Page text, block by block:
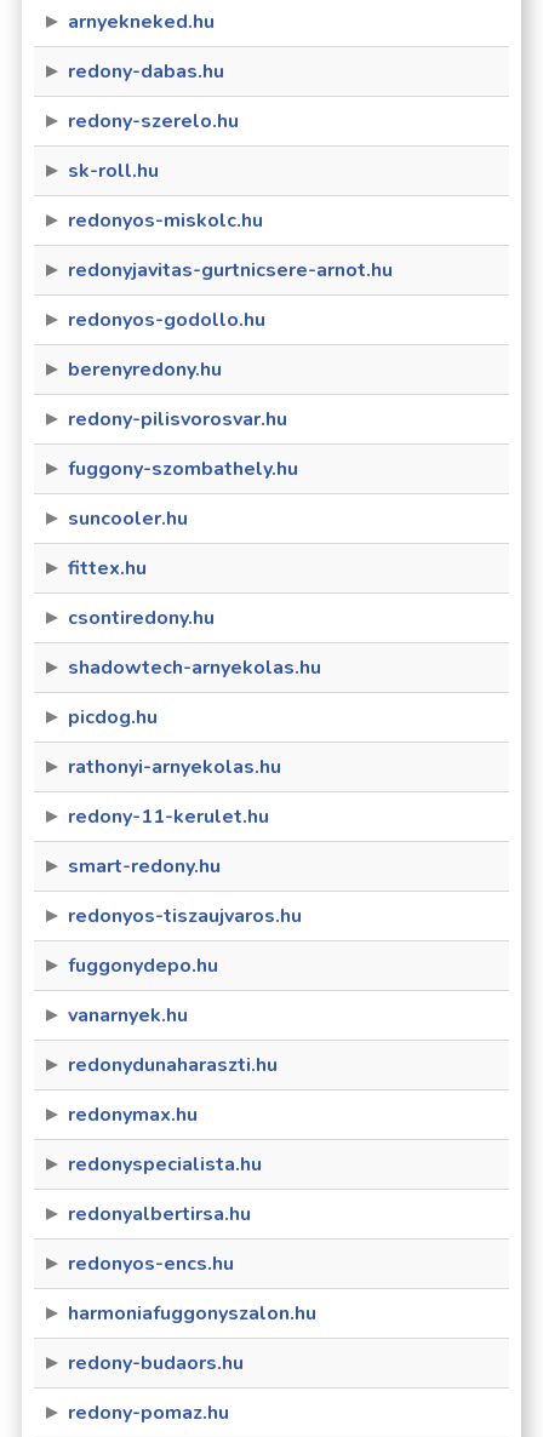
arnyekneked.hu
redony-dabas.hu
redony-szerelo.hu
sk-roll.hu
redonyos-miskolc.hu
redonyjavitas-gurtnicsere-arnot.hu
redonyos-godollo.hu
berenyredony.hu
redony-pilisvorosvar.hu
fuggony-szombathely.hu
suncooler.hu
fittex.hu
csontiredony.hu
shadowtech-arnyekolas.hu
picdog.hu
rathonyi-arnyekolas.hu
redony-11-kerulet.hu
smart-redony.hu
redonyos-tiszaujvaros.hu
fuggonydepo.hu
vanarnyek.hu
redonydunaharaszti.hu
redonymax.hu
redonyspecialista.hu
redonyalbertirsa.hu
redonyos-encs.hu
harmoniafuggonyszalon.hu
redony-budaors.hu
redony-pomaz.hu